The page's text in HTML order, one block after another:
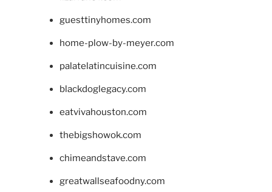
guesttinyhomes.com
home-plow-by-meyer.com
palatelatincuisine.com
blackdoglegacy.com
eatvivahouston.com
thebigshowok.com
chimeandstave.com
greatwallseafoodny.com